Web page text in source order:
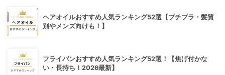
ヘアオイルおすすめ人気ランキング52選【プチプラ・髪質
別やメンズ向けも！】
フライパンおすすめ人気ランキング52選！【焦げ付かな
い・長持ち！2026最新】